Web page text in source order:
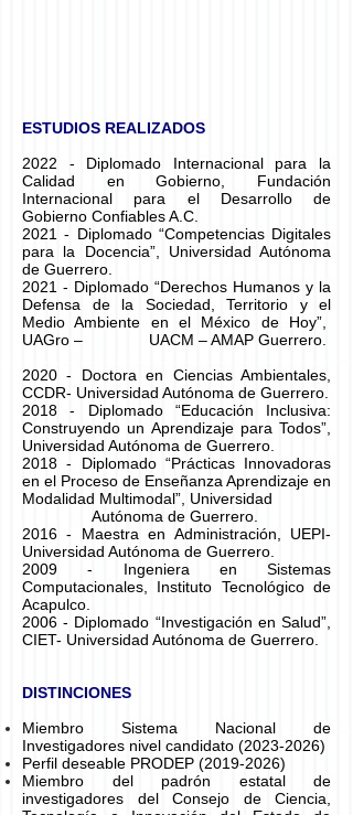
ESTUDIOS REALIZADOS
2022 - Diplomado Internacional para la
Calidad en Gobierno, Fundación
Internacional para el Desarrollo de
Gobierno Confiables A.C.
2021 - Diplomado “Competencias Digitales
para la Docencia”, Universidad Autónoma
de Guerrero.
2021 - Diplomado “Derechos Humanos y la
Defensa de la Sociedad, Territorio y el
Medio Ambiente en el México de Hoy”,
UAGro – UACM – AMAP Guerrero.
2020 - Doctora en Ciencias Ambientales,
CCDR- Universidad Autónoma de Guerrero.
2018 - Diplomado “Educación Inclusiva:
Construyendo un Aprendizaje para Todos”,
Universidad Autónoma de Guerrero.
2018 - Diplomado “Prácticas Innovadoras
en el Proceso de Enseñanza Aprendizaje en
Modalidad Multimodal”, Universidad
Autónoma de Guerrero.​
2016 - Maestra en Administración, UEPI-
Universidad Autónoma de Guerrero.
2009 - Ingeniera en Sistemas
Computacionales, Instituto Tecnológico de
Acapulco.
2006 - Diplomado “Investigación en Salud”,
CIET- Universidad Autónoma de Guerrero.
DISTINCIONES
Miembro Sistema Nacional de
Investigadores nivel candidato (2023-2026)
Perfil deseable PRODEP (2019-2026)
Miembro del padrón estatal de
investigadores del Consejo de Ciencia,